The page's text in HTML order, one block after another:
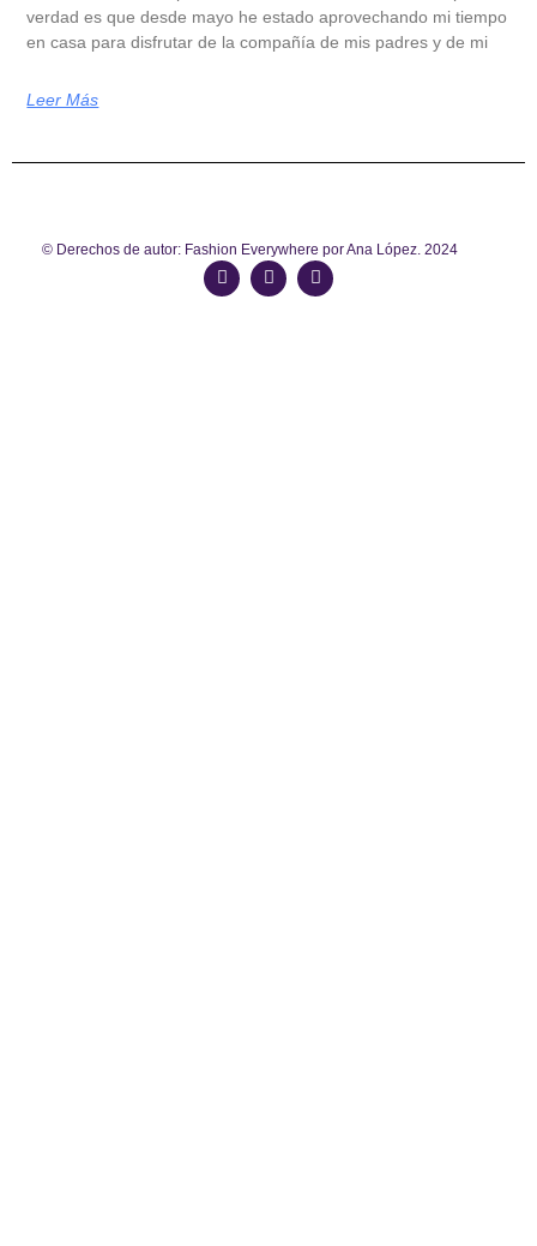
verdad es que desde mayo he estado aprovechando mi tiempo
en casa para disfrutar de la compañía de mis padres y de mi
Leer Más
© Derechos de autor: Fashion Everywhere por Ana López. 2024